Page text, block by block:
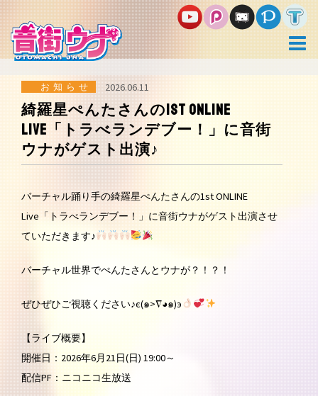
コ
ン
テ
ン
ツ
お知らせ 2026.06.11
綺羅星ぺんたさんの1st ONLINE
Live「トラべランデブー！」に音街
ウナがゲスト出演♪
バーチャル踊り手の綺羅星ぺんたさんの1st ONLINE
Live「トラべランデブー！」に音街ウナがゲスト出演させ
ていただきます♪
バーチャル世界でぺんたさんとウナが？！？！
ぜひぜひご視聴ください♪є(๑>∇◕๑)э
【ライブ概要】
開催日：2026年6月21日(日) 19:00～
配信PF：ニコニコ生放送